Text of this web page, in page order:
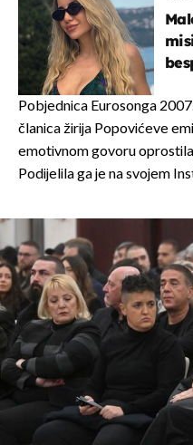
Pobjednica Eurosonga
članica žirija Popovićeve
emotivnom govoru
Podijelila ga je na svojem